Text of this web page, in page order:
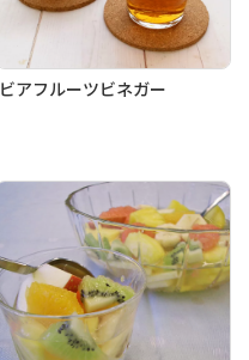
ビアフルーツビネガー